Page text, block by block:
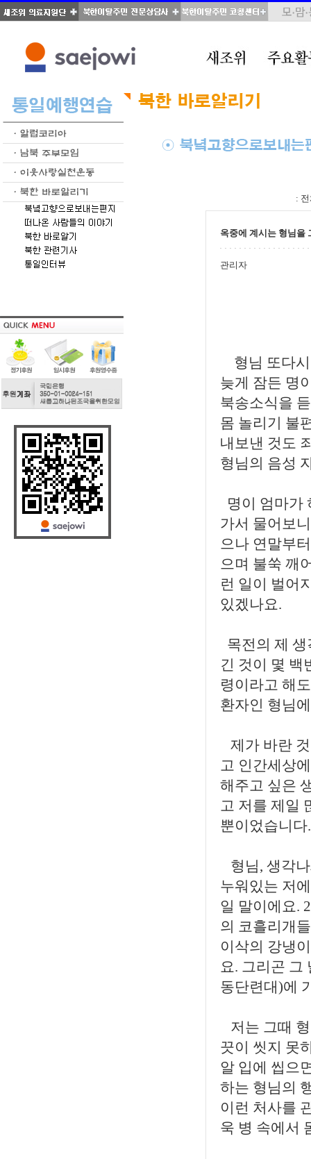
:
옥중에 계시는 형님을
관리자
형님 또다시
늦게 잠든 명
북송소식을
몸 놀리기 불
내보낸 것도
형님의 음성
명이 엄마가
가서 물어보
으나 연말부
으며 불쑥 깨
런 일이 벌어
있겠나요.
목전의 제
긴 것이 몇 백
령이라고 해
환자인 형님
제가 바란
고 인간세상
해주고 싶은
고 저를 제일
뿐이었습니다.
형님, 생각
누워있는 저
일 말이에요.
의 코흘리개
이삭의 강냉
요. 그리곤 그
동단련대)에
저는 그때
끗이 씻지 못
알 입에 씹으
하는 형님의
이런 처사를
욱 병 속에서